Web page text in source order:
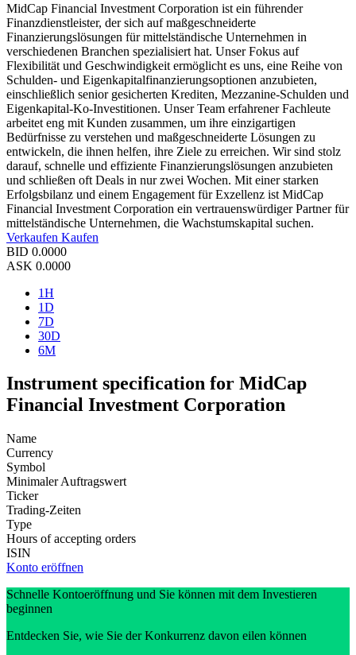
MidCap Financial Investment Corporation ist ein führender
Finanzdienstleister, der sich auf maßgeschneiderte
Finanzierungslösungen für mittelständische Unternehmen in
verschiedenen Branchen spezialisiert hat. Unser Fokus auf
Flexibilität und Geschwindigkeit ermöglicht es uns, eine Reihe von
Schulden- und Eigenkapitalfinanzierungsoptionen anzubieten,
einschließlich senior gesicherten Krediten, Mezzanine-Schulden und
Eigenkapital-Ko-Investitionen. Unser Team erfahrener Fachleute
arbeitet eng mit Kunden zusammen, um ihre einzigartigen
Bedürfnisse zu verstehen und maßgeschneiderte Lösungen zu
entwickeln, die ihnen helfen, ihre Ziele zu erreichen. Wir sind stolz
darauf, schnelle und effiziente Finanzierungslösungen anzubieten
und schließen oft Deals in nur zwei Wochen. Mit einer starken
Erfolgsbilanz und einem Engagement für Exzellenz ist MidCap
Financial Investment Corporation ein vertrauenswürdiger Partner für
mittelständische Unternehmen, die Wachstumskapital suchen.
Verkaufen Kaufen
BID 0.0000
ASK 0.0000
1H
1D
7D
30D
6M
Instrument specification for MidCap
Financial Investment Corporation
Name
Currency
Symbol
Minimaler Auftragswert
Ticker
Trading-Zeiten
Type
Hours of accepting orders
ISIN
Konto eröffnen
Schnelle Kontoeröffnung und Sie können mit dem Investieren
beginnen
Entdecken Sie, wie Sie der Konkurrenz davon eilen können